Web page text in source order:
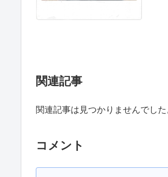
関連記事
関連記事は見つかりませんでした
コメント